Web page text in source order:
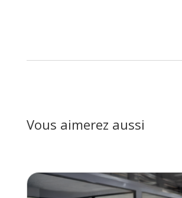
Vous aimerez aussi